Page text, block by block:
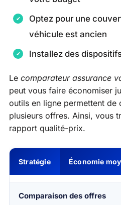
Optez pour une
véhicule est ancien
Installez des
Le comparateur assurance
peut vous faire économiser
outils en ligne permettent de
plusieurs offres. Ainsi, vous
rapport qualité-prix.
Stratégie Économie
Comparaison des offres